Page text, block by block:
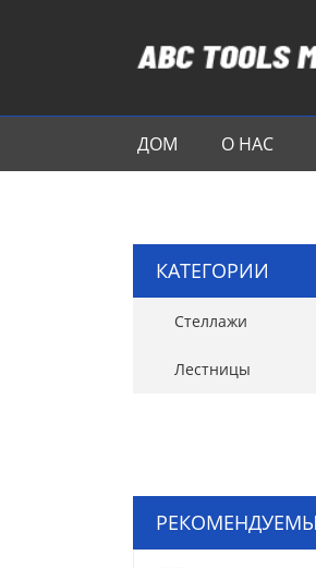
ДОМ О НАС
КАТЕГОРИИ
Стеллажи
Лестницы